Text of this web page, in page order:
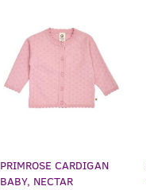
PRIMROSE CARDIGAN
BABY, NECTAR